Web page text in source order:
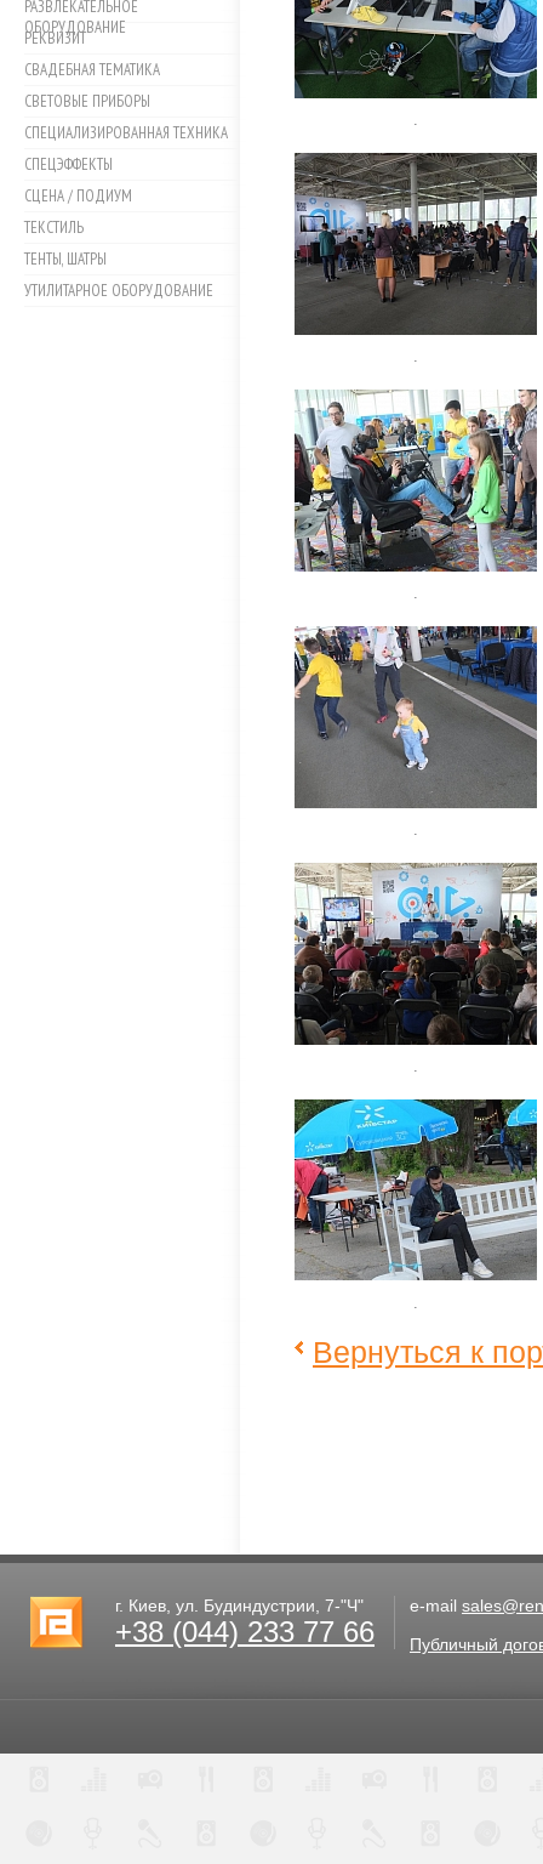
РАЗВЛЕКАТЕЛЬНОЕ
ОБОРУДОВАНИЕ
РЕКВИЗИТ
СВАДЕБНАЯ ТЕМАТИКА
СВЕТОВЫЕ ПРИБОРЫ
СПЕЦИАЛИЗИРОВАННАЯ ТЕХНИКА
СПЕЦЭФФЕКТЫ
СЦЕНА / ПОДИУМ
ТЕКСТИЛЬ
ТЕНТЫ, ШАТРЫ
УТИЛИТАРНОЕ ОБОРУДОВАНИЕ
.
.
.
.
.
.
Вернуться к
г. Киев, ул. Будиндустрии, 7-"Ч"
+38 (044) 233 77 66
e-mail
Публичный